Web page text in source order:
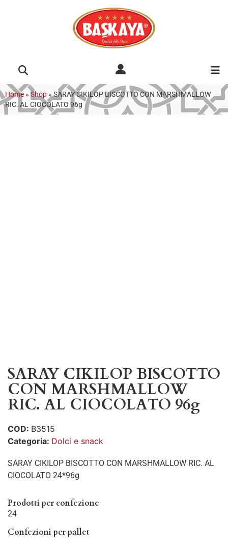
Home » Shop »SARAY CIKILOP BISCOTTO CON MARSHMALLOW
RIC. AL CIOCOLATO 96g
SARAY CIKILOP BISCOTTO
CON MARSHMALLOW
RIC. AL CIOCOLATO 96g
COD: B3515
Categoria: Dolci e snack
SARAY CIKILOP BISCOTTO CON MARSHMALLOW RIC. AL
CIOCOLATO 24*96g
Prodotti per confezione
24
Confezioni per pallet